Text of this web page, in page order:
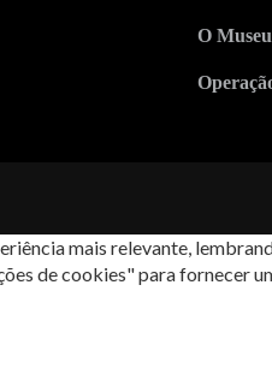
O Museu
mais relevante,
de cookies" para fornecer